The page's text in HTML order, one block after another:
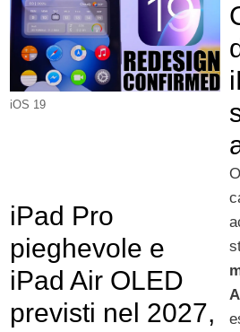
iOS 19
iPad Pro
pieghevole e
iPad Air OLED
previsti nel 2027,